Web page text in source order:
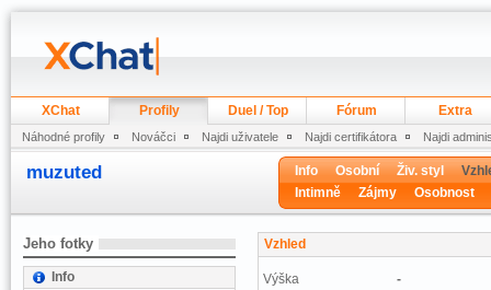
XChat Profily Duel / Top Fórum Extra
Náhodné profily Nováčci Najdi uživatele Najdi certifikátora Najdi
muzuted Info Osobní Živ. styl
Intimně
Zájmy Osobnost
Jeho fotky
Info
Vzhled
Výška
-